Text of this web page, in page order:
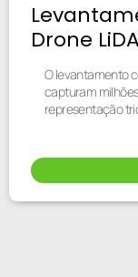
Drone
O levantamento
capturam
representação